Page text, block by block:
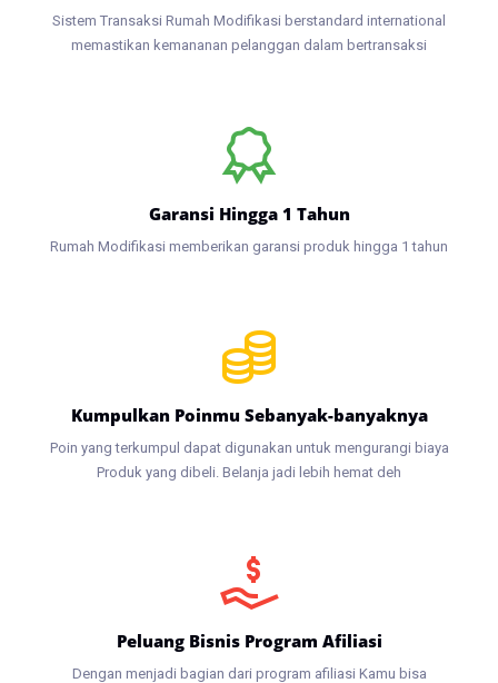
Sistem Transaksi Rumah Modifikasi berstandard international
memastikan kemananan pelanggan dalam bertransaksi
Garansi Hingga 1 Tahun
Rumah Modifikasi memberikan garansi produk hingga 1 tahun
Kumpulkan Poinmu Sebanyak-banyaknya
Poin yang terkumpul dapat digunakan untuk mengurangi biaya
Produk yang dibeli. Belanja jadi lebih hemat deh
Peluang Bisnis Program Afiliasi
Dengan menjadi bagian dari program afiliasi Kamu bisa